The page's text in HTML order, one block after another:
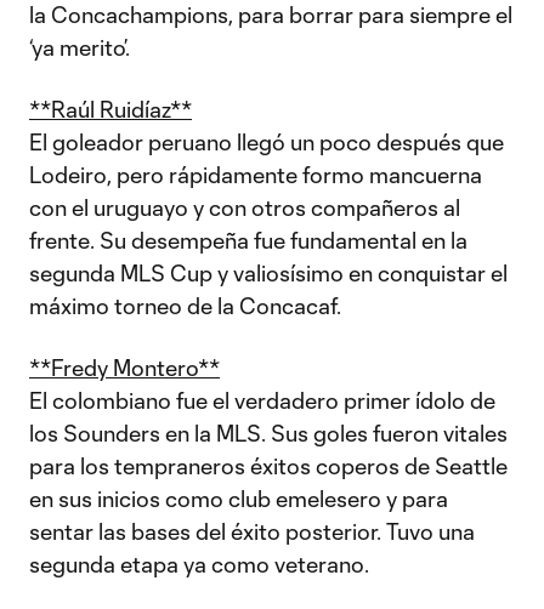
la Concachampions, para borrar para siempre el
‘ya merito’.
**Raúl Ruidíaz**
El goleador peruano llegó un poco después que
Lodeiro, pero rápidamente formo mancuerna
con el uruguayo y con otros compañeros al
frente. Su desempeña fue fundamental en la
segunda MLS Cup y valiosísimo en conquistar el
máximo torneo de la Concacaf.
**Fredy Montero**
El colombiano fue el verdadero primer ídolo de
los Sounders en la MLS. Sus goles fueron vitales
para los tempraneros éxitos coperos de Seattle
en sus inicios como club emelesero y para
sentar las bases del éxito posterior. Tuvo una
segunda etapa ya como veterano.